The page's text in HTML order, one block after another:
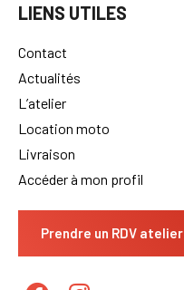
LIENS UTILES
Contact
Actualités
L’atelier
Location moto
Livraison
Accéder à mon profil
Prendre un RDV atelier